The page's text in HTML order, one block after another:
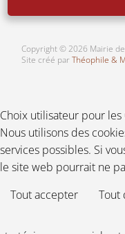
ORDURES
Copyright © 2026 Mairie
Site créé parThéophile &
Choix utilisateur pour les
Nous utilisons des
services possibles. Si
le site web pourrait ne
Tout accepter
Tout